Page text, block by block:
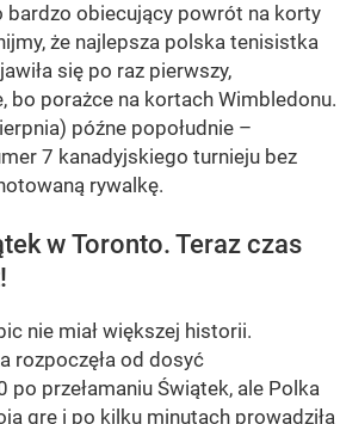
bardzo obiecujący powrót na korty
że najlepsza polska tenisistka
się po raz pierwszy,
bo porażce na kortach Wimbledonu.
późne popołudnie –
7 kanadyjskiego turnieju bez
rywalkę.
w Toronto. Teraz czas
nie miał większej historii.
rozpoczęła od dosyć
po przełamaniu Świątek, ale Polka
grę i po kilku minutach prowadziła